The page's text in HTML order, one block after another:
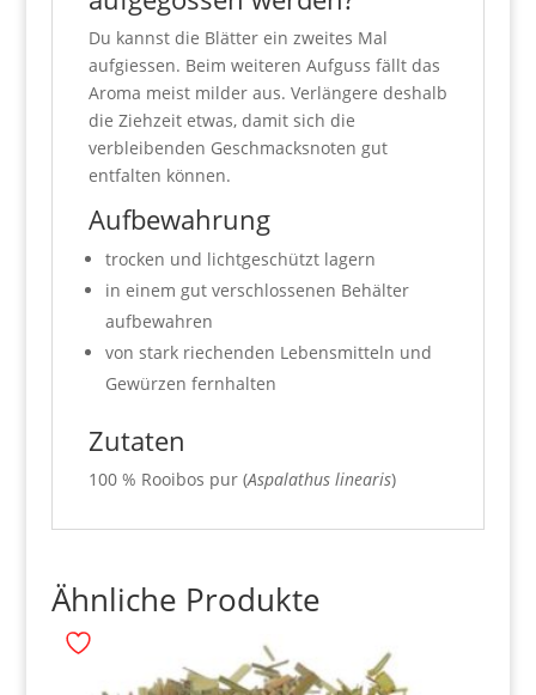
Du kannst die Blätter ein zweites Mal
aufgiessen. Beim weiteren Aufguss fällt das
Aroma meist milder aus. Verlängere deshalb
die Ziehzeit etwas, damit sich die
verbleibenden Geschmacksnoten gut
entfalten können.
Aufbewahrung
trocken und lichtgeschützt lagern
in einem gut verschlossenen Behälter
aufbewahren
von stark riechenden Lebensmitteln und
Gewürzen fernhalten
Zutaten
100 % Rooibos pur (Aspalathus linearis)
Ähnliche Produkte